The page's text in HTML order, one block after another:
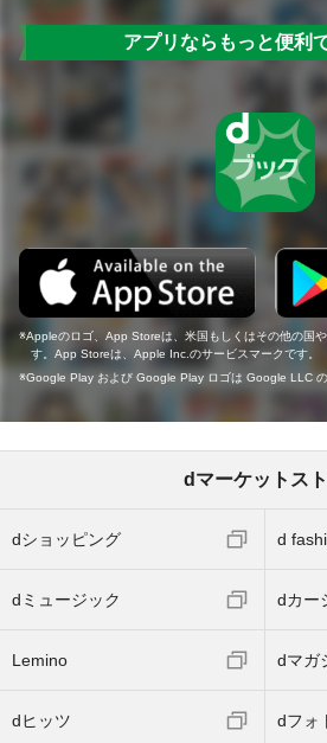
アプリならもっと便利
Appleのロゴ、App Storeは、米国もしくはその他の国
す。App Storeは、Apple Inc.のサービスマークです。
Google Play および Google Play ロゴは Google LLC の
dマーケットス
dショッピング d
dミュージック dカー
Lemino dマガ
dヒッツ dフォ